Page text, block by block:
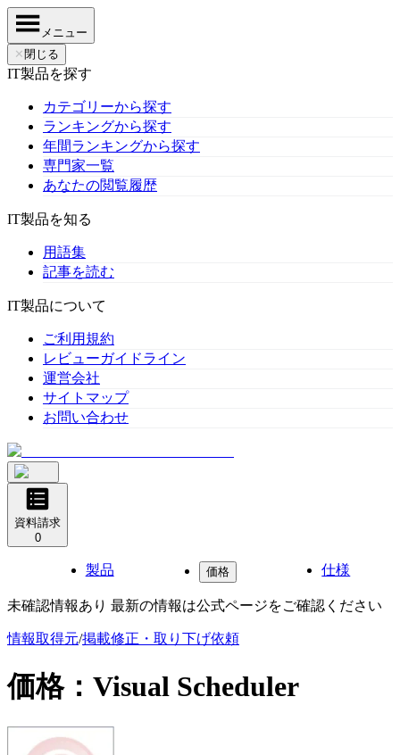
メニュー
✕ 閉じる
IT製品を探す
カテゴリーから探す
ランキングから探す
年間ランキングから探す
専門家一覧
あなたの閲覧履歴
IT製品を知る
用語集
記事を読む
IT製品について
ご利用規約
レビューガイドライン
運営会社
サイトマップ
お問い合わせ
資料請求
0
製品 価格 仕様
未確認情報あり 最新の情報は公式ページをご確認ください
情報取得元/掲載修正・取り下げ依頼
価格： Visual Scheduler